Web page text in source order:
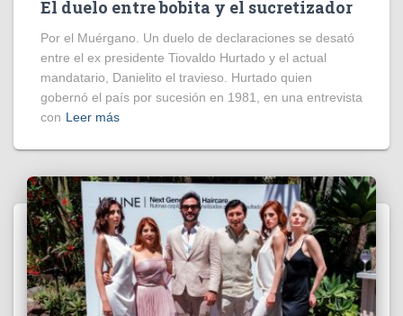
El duelo entre bobita y el sucretizador
Por el Muérgano. Un duelo de declaraciones se desató
entre el ex presidente Tiovaldo Hurtado y el actual
mandatario, Danielito el travieso. Hurtado quien
gobernó el país por sucesión en 1981, en una entrevista
con Leer más